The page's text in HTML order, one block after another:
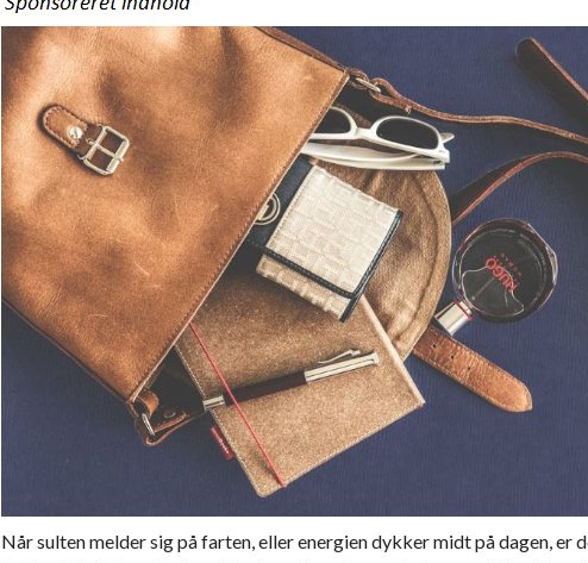
Når sulten melder sig på farten, eller energien dykker midt på dagen, er